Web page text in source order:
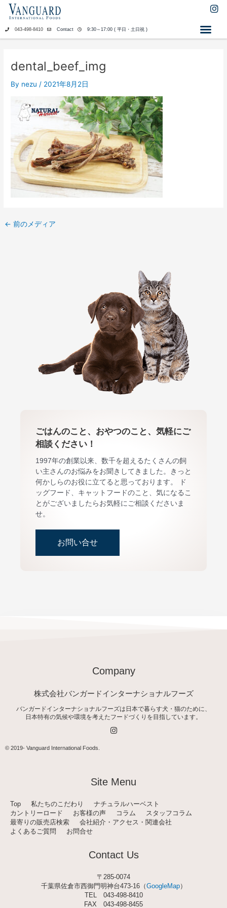
ス
I
043-498-8410 Contact 9:30～17:00 ( 平日・土日祝 )
dental_beef_img
By nezu / 2021年8月2日
← 前のメディア
ごはんのこと、おやつのこと、気軽にご
相談ください！
1997年の創業以来、数千を超えるたくさんの飼
い主さんのお悩みをお聞きしてきました。きっと
何かしらのお役に立てると思っております。 ド
ッグフード、キャットフードのこと、気になるこ
とがございましたらお気軽にご相談くださいま
せ。
お問い合せ
Company
株式会社バンガードインターナショナルフーズ
バンガードインターナショナルフーズは日本で暮らす犬・猫のために、
日本特有の気候や環境を考えたフードづくりを目指しています。
I
n
a
m
© 2019- Vanguard International Foods
Site Menu
Top 私たちのこだわり
ナチュラルハーベスト
カントリーロード
お客様の声 コラム
スタッフコラム
最寄りの販売店検索
会社紹介・アクセス・関連会社
よくあるご質問
お問合せ
Contact Us
〒285-0074
千葉県佐倉市西御門明神台473-16（GoogleMap）
TEL 043-498-8410
FAX 043-498-8455